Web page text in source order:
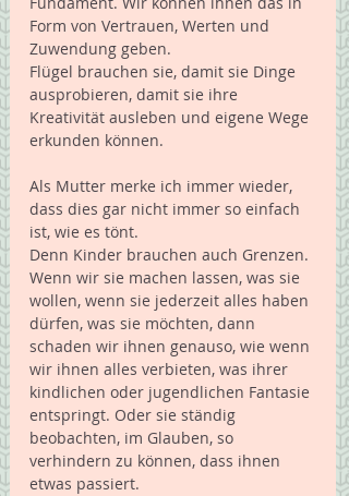
Form von Vertrauen, Werten und
Zuwendung geben.
Flügel brauchen sie, damit sie Dinge
ausprobieren, damit sie ihre
Kreativität ausleben und eigene Wege
erkunden können.
Als Mutter merke ich immer wieder,
dass dies gar nicht immer so einfach
ist, wie es tönt.
Denn Kinder brauchen auch Grenzen.
Wenn wir sie machen lassen, was sie
wollen, wenn sie jederzeit alles haben
dürfen, was sie möchten, dann
schaden wir ihnen genauso, wie wenn
wir ihnen alles verbieten, was ihrer
kindlichen oder jugendlichen Fantasie
entspringt. Oder sie ständig
beobachten, im Glauben, so
verhindern zu können, dass ihnen
etwas passiert.